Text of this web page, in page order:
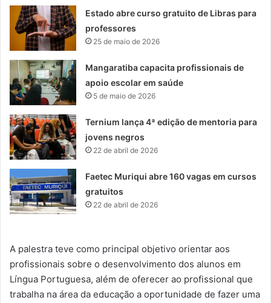
Estado abre curso gratuito de Libras para
professores
25 de maio de 2026
Mangaratiba capacita profissionais de
apoio escolar em saúde
5 de maio de 2026
Ternium lança 4ª edição de mentoria para
jovens negros
22 de abril de 2026
Faetec Muriqui abre 160 vagas em cursos
gratuitos
22 de abril de 2026
A palestra teve como principal objetivo orientar aos
profissionais sobre o desenvolvimento dos alunos em
Língua Portuguesa, além de oferecer ao profissional que
trabalha na área da educação a oportunidade de fazer uma